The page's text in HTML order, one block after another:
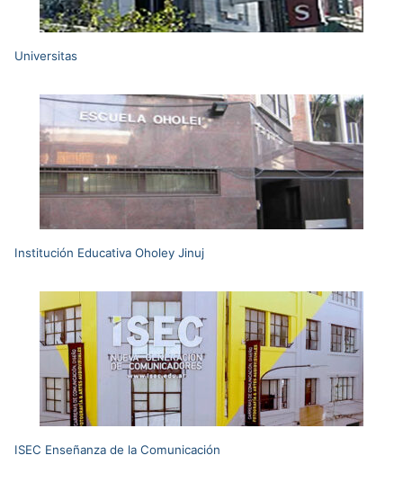
Universitas
Institución Educativa Oholey Jinuj
ISEC Enseñanza de la Comunicación